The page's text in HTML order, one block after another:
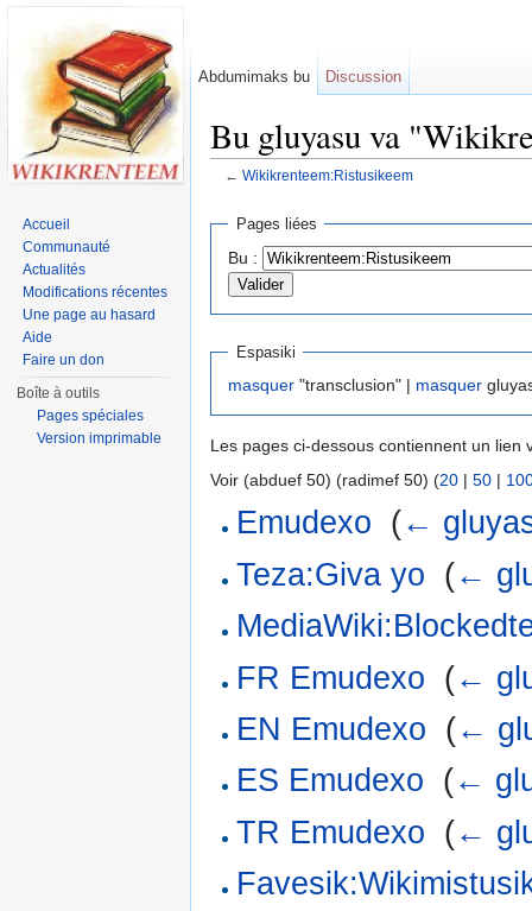
Bu gluyasu va
← Wikikrenteem:Ristusikeem
Pages liées
Bu :
Espasiki
masquer "transclusion" | masquer
Les pages ci-dessous contiennent un lien
Voir (abduef 50) (radimef 50) (20 | 50 |
Emudexo (←
Teza:Giva yo (←
FR Emudexo (←
EN Emudexo (←
ES Emudexo (←
TR Emudexo (←
Abdumimaks bu Discussion
Accueil
Communauté
Actualités
Modifications récentes
Une page au hasard
Aide
Faire un don
Boîte à outils
Pages spéciales
Version imprimable